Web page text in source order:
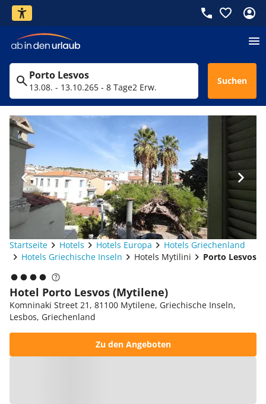
Porto Lesvos
13.08. - 13.10.265 - 8 Tage2 Erw.
Suchen
Startseite Hotels Hotels Europa
Hotels Griechenland
Hotels Griechische Inseln
Hotels Mytilini Porto Lesvos
Hotel Porto Lesvos (Mytilene)
Komninaki Street 21, 81100 Mytilene, Griechische Inseln,
Lesbos, Griechenland
Zu den Angeboten